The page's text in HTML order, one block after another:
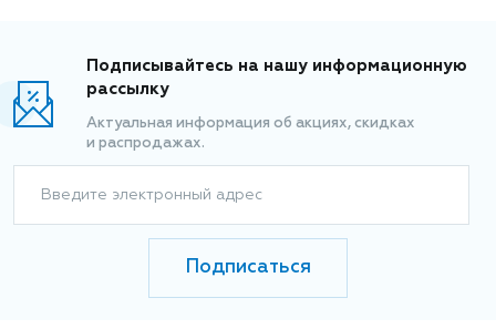
Подписывайтесь на нашу информационную
рассылку
Актуальная информация об акциях, скидках
и распродажах.
Введите электронный адрес
Подписаться